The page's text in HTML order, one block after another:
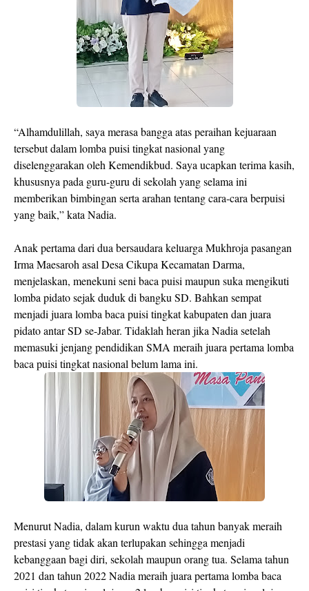
“Alhamdulillah, saya merasa bangga atas peraihan kejuaraan
tersebut dalam lomba puisi tingkat nasional yang
diselenggarakan oleh Kemendikbud. Saya ucapkan terima kasih,
khususnya pada guru-guru di sekolah yang selama ini
memberikan bimbingan serta arahan tentang cara-cara berpuisi
yang baik,” kata Nadia.
Anak pertama dari dua bersaudara keluarga Mukhroja pasangan
Irma Maesaroh asal Desa Cikupa Kecamatan Darma,
menjelaskan, menekuni seni baca puisi maupun suka mengikuti
lomba pidato sejak duduk di bangku SD. Bahkan sempat
menjadi juara lomba baca puisi tingkat kabupaten dan juara
pidato antar SD se-Jabar. Tidaklah heran jika Nadia setelah
memasuki jenjang pendidikan SMA meraih juara pertama lomba
baca puisi tingkat nasional belum lama ini.
Menurut Nadia, dalam kurun waktu dua tahun banyak meraih
prestasi yang tidak akan terlupakan sehingga menjadi
kebanggaan bagi diri, sekolah maupun orang tua. Selama tahun
2021 dan tahun 2022 Nadia meraih juara pertama lomba baca